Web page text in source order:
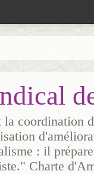
coordination
: il
Charte